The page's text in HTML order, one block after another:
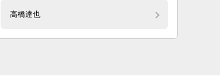
高橋達也